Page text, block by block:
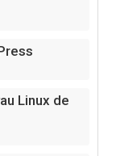
Linux de